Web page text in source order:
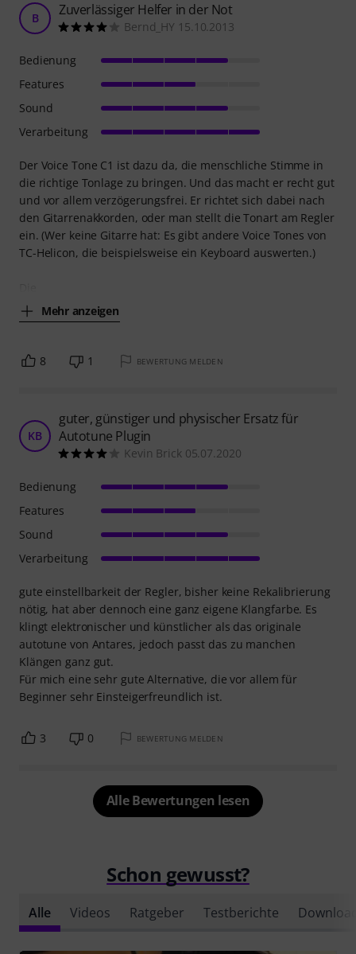
B Zuverlässiger Helfer in der Not
Bernd_HY 15.10.2013
Der Voice Tone C1 ist dazu da, die menschliche Stimme in
die richtige Tonlage zu bringen. Und das macht er recht gut
und vor allem verzögerungsfrei. Er richtet sich dabei nach
den Gitarrenakkorden, oder man stellt die Tonart am Regler
ein. (Wer keine Gitarre hat: Es gibt andere Voice Tones von
TC-Helicon, die beispielsweise ein Keyboard auswerten.)
Mehr anzeigen
Bedienung
Features
Sound
Verarbeitung
8 1 BEWERTUNG MELDEN
KB
guter, günstiger und physischer Ersatz für
Autotune Plugin
Kevin Brick 05.07.2020
gute einstellbarkeit der Regler, bisher keine Rekalibrierung
nötig, hat aber dennoch eine ganz eigene Klangfarbe. Es
klingt elektronischer und künstlicher als das originale
autotune von Antares, jedoch passt das zu manchen
Klängen ganz gut.
Für mich eine sehr gute Alternative, die vor allem für
Beginner sehr Einsteigerfreundlich ist.
Bedienung
Features
Sound
Verarbeitung
3 0 BEWERTUNG MELDEN
Alle Bewertungen lesen
Schon gewusst?
Alle Videos Ratgeber Testberichte